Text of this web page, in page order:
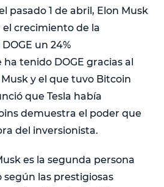
pasado 1 de abril, Elon Musk
crecimiento de la
un 24%
ha tenido DOGE gracias al
y el que tuvo Bitcoin
que Tesla había
demuestra el poder que
del inversionista.
es la segunda persona
las prestigiosas